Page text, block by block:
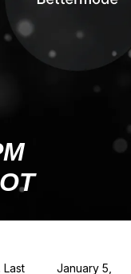
. Last
January 5,